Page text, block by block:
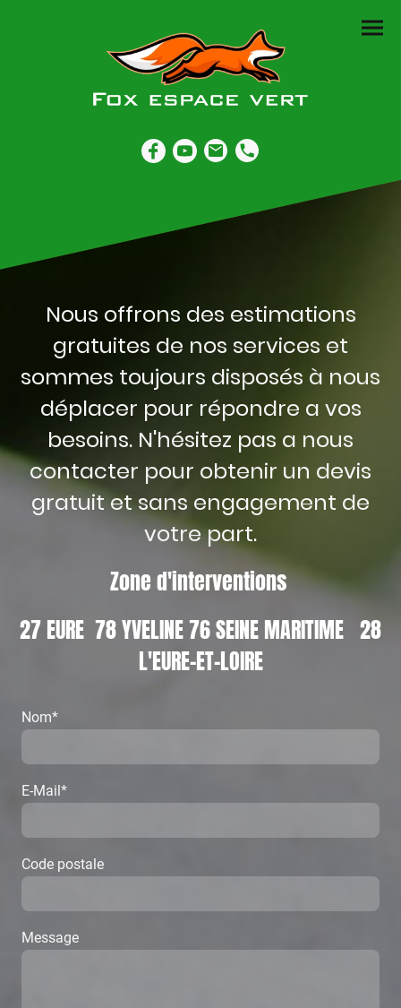
Nous offrons des estimations
gratuites de nos services et
sommes toujours disposés à nous
déplacer pour répondre a vos
besoins. N'hésitez pas a nous
contacter pour obtenir un devis
gratuit et sans engagement de
votre part.
Zone d'interventions
27 EURE 78 YVELINE 76 SEINE MARITIME 28
L'EURE-ET-LOIRE
Nom*
E-Mail*
Code postale
Message